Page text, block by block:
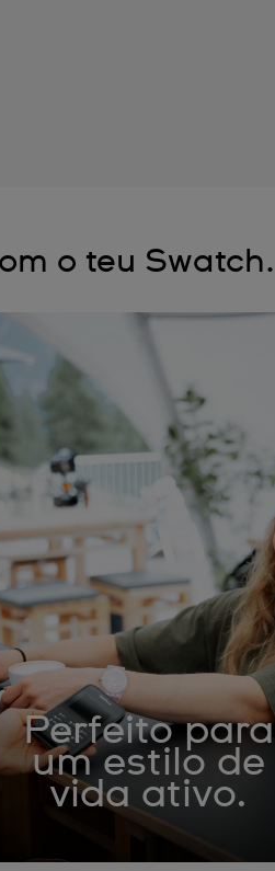
o teu Swatch.
Perfeito para
um estilo de
vida ativo.